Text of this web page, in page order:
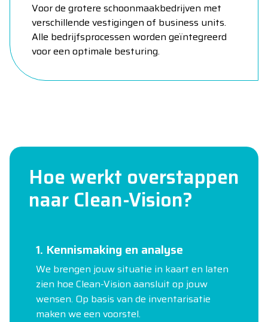
Voor de grotere schoonmaakbedrijven met
verschillende vestigingen of business units.
Alle bedrijfsprocessen worden geïntegreerd
voor een optimale besturing.
Hoe werkt overstappen
naar Clean-Vision?
1. Kennismaking en analyse
We brengen jouw situatie in kaart en laten
zien hoe Clean-Vision aansluit op jouw
wensen. Op basis van de inventarisatie
maken we een voorstel.